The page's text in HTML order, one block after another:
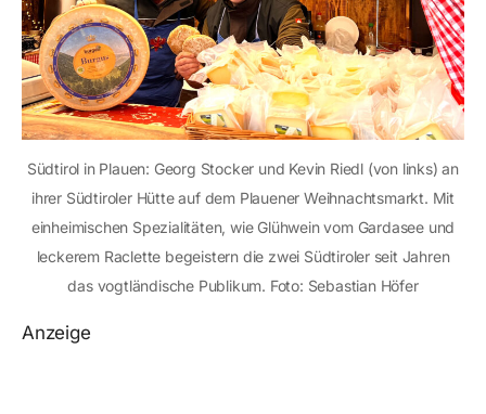
Südtirol in Plauen: Georg Stocker und Kevin Riedl (von links) an
ihrer Südtiroler Hütte auf dem Plauener Weihnachtsmarkt. Mit
einheimischen Spezialitäten, wie Glühwein vom Gardasee und
leckerem Raclette begeistern die zwei Südtiroler seit Jahren
das vogtländische Publikum. Foto: Sebastian Höfer
Anzeige